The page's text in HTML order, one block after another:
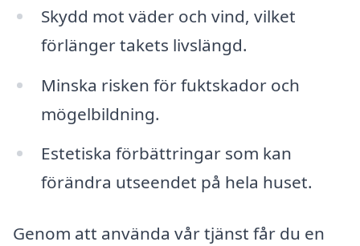
Skydd mot väder och vind, vilket
förlänger takets livslängd.
Minska risken för fuktskador och
mögelbildning.
Estetiska förbättringar som kan
förändra utseendet på hela huset.
Genom att använda vår tjänst får du en